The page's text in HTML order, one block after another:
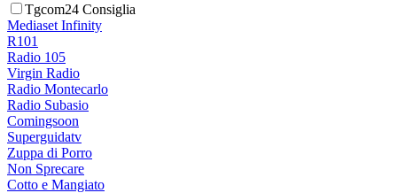
Tgcom24 Consiglia
Mediaset Infinity
R101
Radio 105
Virgin Radio
Radio Montecarlo
Radio Subasio
Comingsoon
Superguidatv
Zuppa di Porro
Non Sprecare
Cotto e Mangiato